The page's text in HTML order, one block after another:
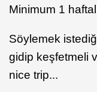
Minimum 1
Söylemek
gidip keşfetmeli
nice trip...